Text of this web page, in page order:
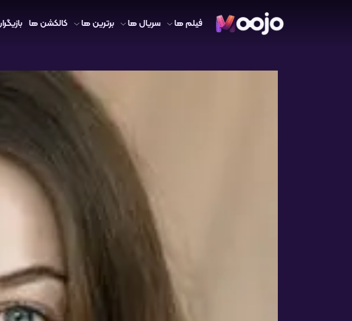
فیلم ها سریال ها برترین ها کالکشن ها